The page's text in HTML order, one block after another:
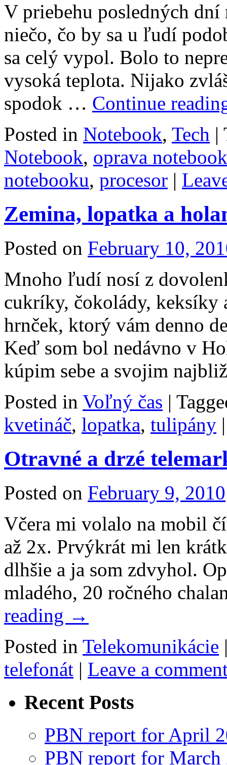
V priebehu posledných
niečo, čo by sa u ľudí
sa celý vypol. Bolo to
vysoká teplota. Nijako
spodok … Continue
Posted in Notebook, Tech |
Notebook, oprava
notebooku, procesor |
Zemina, lopatka a
Posted on February 10,
Mnoho ľudí nosí z
cukríky, čokolády, keksíky
hrnček, ktorý vám denno
Keď som bol nedávno v
kúpim sebe a svojim
Posted in Voľný čas |
kvetináč, lopatka, tulipány |
Otravné a drzé
Posted on February 9, 2010
Včera mi volalo na mobil
až 2x. Prvýkrát mi len
dlhšie a ja som zdvyhol.
mladého, 20 ročného
reading →
Posted in Telekomunikácie
telefonát | Leave a
Recent Posts
PBN report for April
PBN report for March